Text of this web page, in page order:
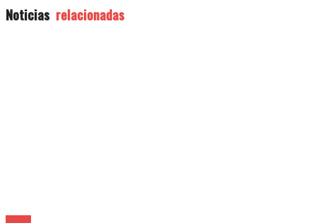
Noticias relacionadas